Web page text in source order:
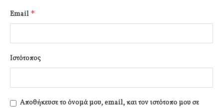
Email *
Ιστότοπος
Αποθήκευσε το όνομά μου, email, και τον ιστότοπο μου σε